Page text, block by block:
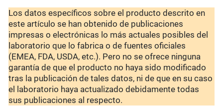
Los datos específicos sobre el producto descrito en
este artículo se han obtenido de publicaciones
impresas o electrónicas lo más actuales posibles del
laboratorio que lo fabrica o de fuentes oficiales
(EMEA, FDA, USDA, etc.). Pero no se ofrece ninguna
garantía de que el producto no haya sido modificado
tras la publicación de tales datos, ni de que en su caso
el laboratorio haya actualizado debidamente todas
sus publicaciones al respecto.